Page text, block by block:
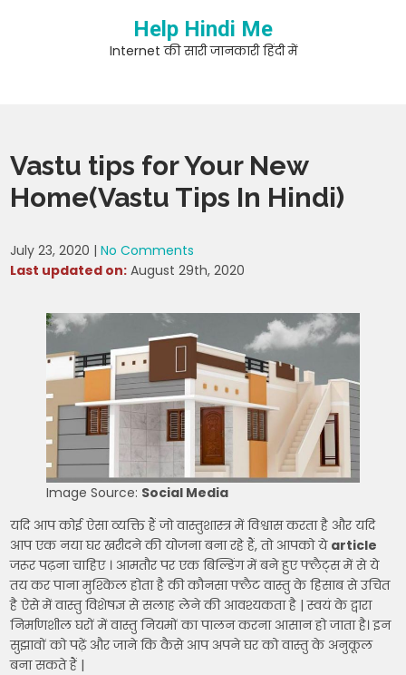
Help Hindi Me
Internet की सारी जानकारी हिंदी में
Vastu tips for Your New
Home(Vastu Tips In Hindi)
July 23, 2020 |No Comments
Last updated on: August 29th, 2020
Image Source: Social Media
यदि आप कोई ऐसा व्यक्ति हैं जो वास्तुशास्त्र में विश्वास करता है और यदि
आप एक नया घर खरीदने की योजना बना रहे हैं, तो आपको ये article
जरूर पढ़ना चाहिए । आमतौर पर एक बिल्डिंग में बने हुए फ्लैट्स में से ये
तय कर पाना मुश्किल होता है की कौनसा फ्लैट वास्तु के हिसाब से उचित
है ऐसे में वास्तु विशेषज्ञ से सलाह लेने की आवश्यकता है | स्वयं के द्वारा
निर्माणशील घरों में वास्तु नियमों का पालन करना आसान हो जाता है। इन
सुझावों को पढ़ें और जाने कि कैसे आप अपने घर को वास्तु के अनुकूल
बना सकते हैं |